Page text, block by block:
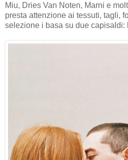
Miu, Dries Van Noten, Marni e
presta attenzione ai tessuti, tagli,
selezione i basa su due capisaldi: